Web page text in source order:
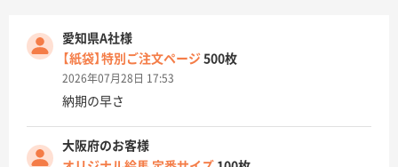
愛知県A社様
【紙袋】特別ご注文ページ 500枚
2026年07月28日 17:53
納期の早さ
大阪府のお客様